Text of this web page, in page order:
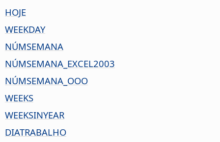
HOJE
WEEKDAY
NÚMSEMANA
NÚMSEMANA_EXCEL2003
NÚMSEMANA_OOO
WEEKS
WEEKSINYEAR
DIATRABALHO